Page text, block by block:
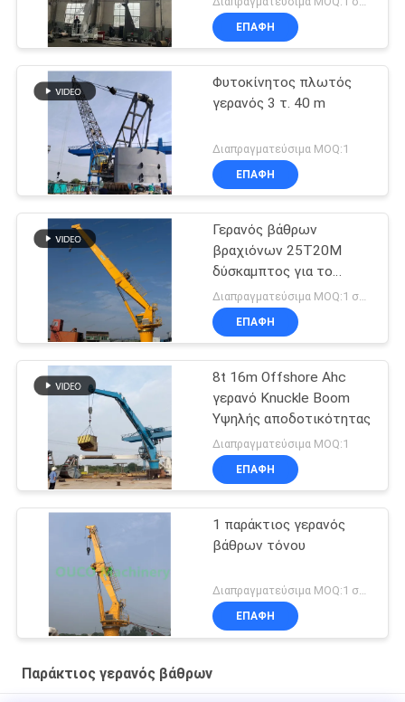
ΕΠΑΦΉ
Φυτοκίνητος πλωτός
γερανός 3 τ. 40 m
Διαπραγματεύσιμα MOQ:1
ΕΠΑΦΉ
Γερανός βάθρων
βραχιόνων 25T20M
δύσκαμπτος για το
πλοίο στο κατάστρωμα
ή τα παράκτια αγαθά
cargos
ΕΠΑΦΉ
8t 16m Offshore Ahc
γερανό Knuckle Boom
Υψηλής αποδοτικότητας
Διαπραγματεύσιμα MOQ:1
ΕΠΑΦΉ
1 παράκτιος γερανός
βάθρων τόνου
Διαπραγματεύσιμα MOQ:1 σύνολο
ΕΠΑΦΉ
Παράκτιος γερανός βάθρων